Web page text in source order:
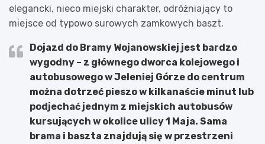
elegancki, nieco miejski charakter, odróżniający to
miejsce od typowo surowych zamkowych baszt.
Dojazd do Bramy Wojanowskiej jest bardzo
wygodny – z głównego dworca kolejowego i
autobusowego w Jeleniej Górze do centrum
można dotrzeć pieszo w kilkanaście minut lub
podjechać jednym z miejskich autobusów
kursujących w okolice ulicy 1 Maja. Sama
brama i baszta znajdują się w przestrzeni